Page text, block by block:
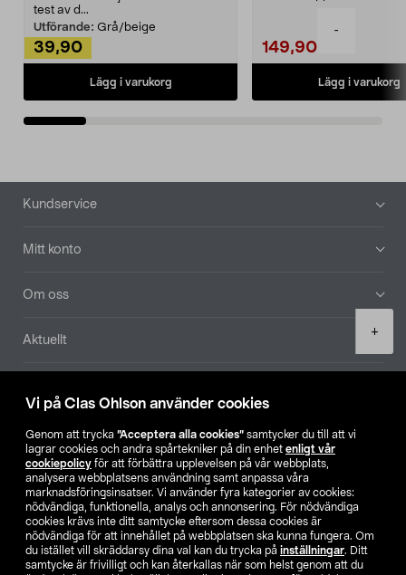
Vi på Clas Ohlson använder cookies
Genom att trycka ”Acceptera alla cookies” samtycker du till att vi
lagrar cookies och andra spårtekniker på din enhet enligt vår
cookiepolicy för att förbättra upplevelsen på vår webbplats,
analysera webbplatsens användning samt anpassa våra
marknadsföringsinsatser. Vi använder fyra kategorier av cookies:
nödvändiga, funktionella, analys och annonsering. För nödvändiga
cookies krävs inte ditt samtycke eftersom dessa cookies är
nödvändiga för att innehållet på webbplatsen ska kunna fungera. Om
du istället vill skräddarsy dina val kan du trycka på inställningar. Ditt
samtycke är frivilligt och kan återkallas när som helst genom att du
-
+
test av d...
Utförande: Grå/beige
39,90
Lägg i varukorg
149,90
Lägg i varukorg
Sidfot
Kundservice
Mitt konto
Om oss
Aktuellt
Hitta butik
SE NO FI